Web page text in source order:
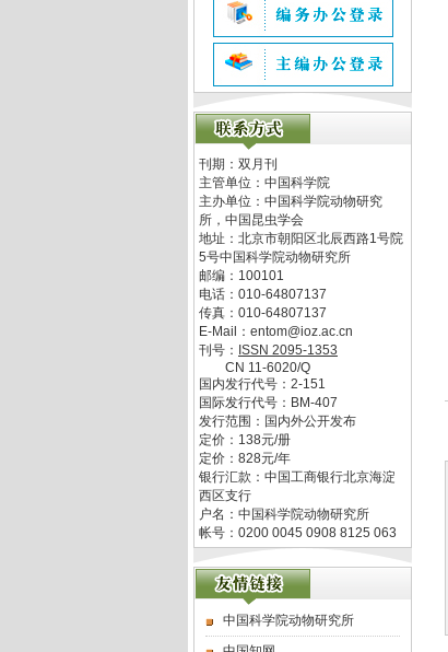
刊期：双月刊
主管单位： 中国科学院
主办单位： 中国科学院动物研究
所，中国昆虫学会
地址： 北京市朝阳区北辰西路1号院
5号中国科学院动物研究所
邮编： 100101
电话： 010-64807137
传真： 010-64807137
E-Mail： entom@ioz.ac.cn
刊号： ISSN 2095-1353
CN 11-6020/Q
国内发行代号： 2-151
国际发行代号： BM-407
发行范围：国内外公开发布
定价： 138元/册
定价： 828元/年
银行汇款：中国工商银行北京海淀
西区支行
户名：中国科学院动物研究所
帐号：0200 0045 0908 8125 063
中国科学院动物研究所